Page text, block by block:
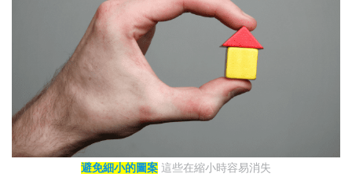
避免細小的圖案 這些在縮小時容易消失